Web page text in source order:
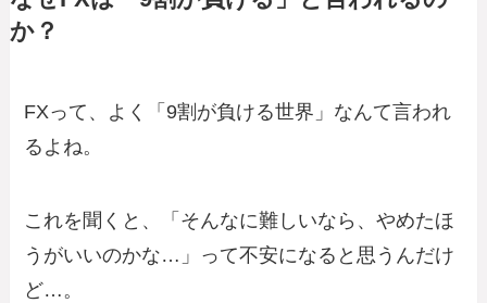
か？
FXって、よく「9割が負ける世界」なんて言われ
るよね。
これを聞くと、「そんなに難しいなら、やめたほ
うがいいのかな…」って不安になると思うんだけ
ど…。